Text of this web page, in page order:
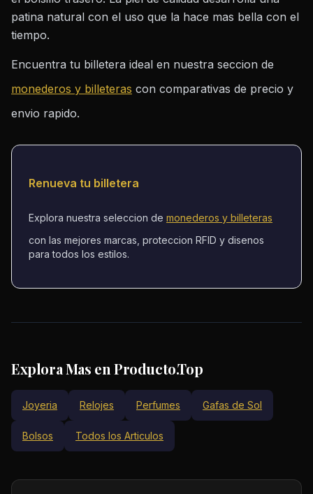
patina natural con el uso que la hace mas bella con el
tiempo.
Encuentra tu billetera ideal en nuestra seccion de
monederos y billeteras con comparativas de precio y
envio rapido.
Renueva tu billetera
Explora nuestra seleccion de monederos y billeteras
con las mejores marcas, proteccion RFID y disenos
para todos los estilos.
Explora Mas en Producto.Top
Joyeria Relojes Perfumes Gafas de Sol
Bolsos Todos los Articulos